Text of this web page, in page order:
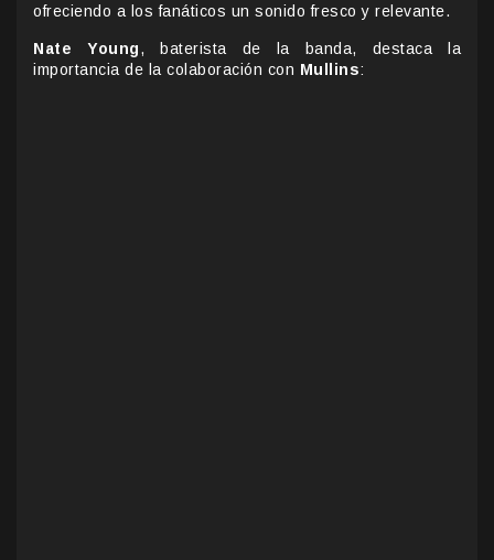
ofreciendo a los fanáticos un sonido fresco y relevante.
Nate Young, baterista de la banda, destaca la
importancia de la colaboración con Mullins: